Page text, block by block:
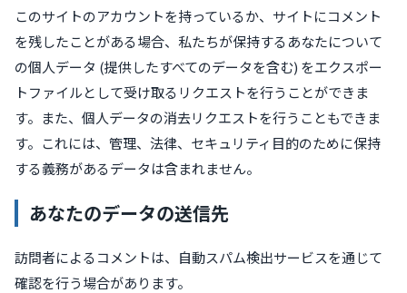
このサイトのアカウントを持っているか、サイトにコメント
を残したことがある場合、私たちが保持するあなたについて
の個人データ (提供したすべてのデータを含む) をエクスポー
トファイルとして受け取るリクエストを行うことができま
す。また、個人データの消去リクエストを行うこともできま
す。これには、管理、法律、セキュリティ目的のために保持
する義務があるデータは含まれません。
あなたのデータの送信先
訪問者によるコメントは、自動スパム検出サービスを通じて
確認を行う場合があります。